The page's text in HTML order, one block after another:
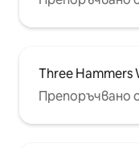
Three Hammers
Препоръчвано